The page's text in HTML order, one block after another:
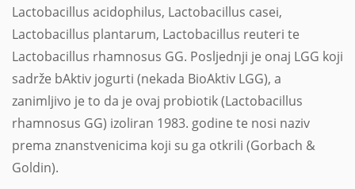
Lactobacillus acidophilus, Lactobacillus casei,
Lactobacillus plantarum, Lactobacillus reuteri te
Lactobacillus rhamnosus GG. Posljednji je onaj LGG koji
sadrže bAktiv jogurti (nekada BioAktiv LGG), a
zanimljivo je to da je ovaj probiotik (Lactobacillus
rhamnosus GG) izoliran 1983. godine te nosi naziv
prema znanstvenicima koji su ga otkrili (Gorbach &
Goldin).